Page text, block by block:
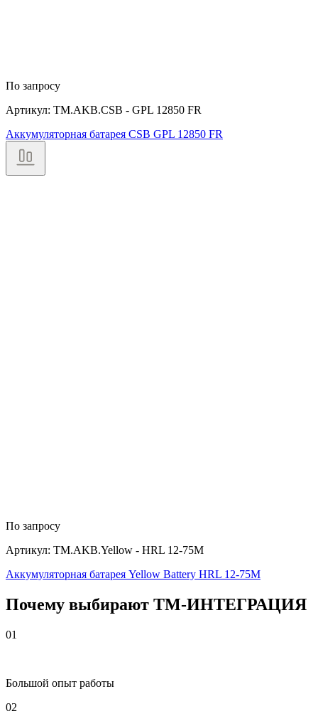
По запросу
Артикул: TM.AKB.CSB - GPL 12850 FR
Аккумуляторная батарея CSB GPL 12850 FR
По запросу
Артикул: TM.AKB.Yellow - HRL 12-75M
Аккумуляторная батарея Yellow Battery HRL 12-75M
Почему выбирают ТМ-ИНТЕГРАЦИЯ
01
Большой опыт работы
02